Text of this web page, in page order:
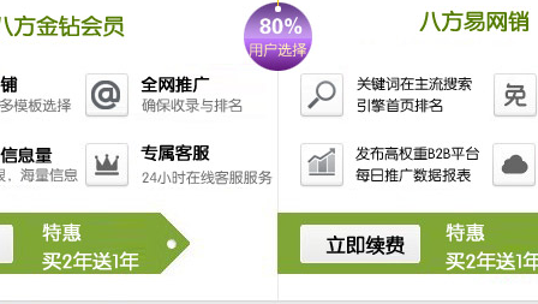
厂家都能为客户提供及时、的支持。